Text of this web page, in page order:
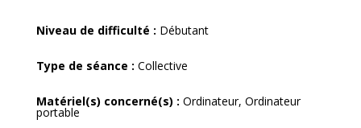
Niveau de difficulté : Débutant
Type de séance : Collective
Matériel(s) concerné(s) : Ordinateur, Ordinateur
portable